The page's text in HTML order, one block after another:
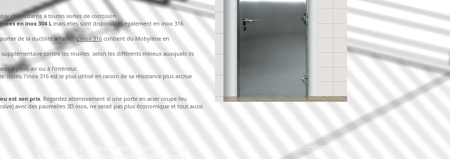
et résistante à toutes sortes de corrosion.
en inox 304 L mais elles sont disponibles également en inox 316.
de la ductilité à l’acier. L’inox 316 contient du Mobylène en
contre les rouilles selon les différents milieux auxquels ils
à plein air ou à l’intérieur.
iodés, l’inox 316 est le plus utilisé en raison de sa résistance plus accrue
est son prix. Regardez attentivement si une porte en acier coupe feu
avec des paumelles 3D inox, ne serait pas plus économique et tout aussi
Mentions légales